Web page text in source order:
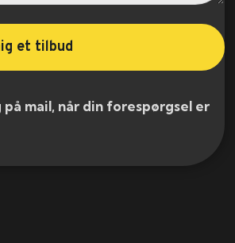
mail, når din forespørgsel er